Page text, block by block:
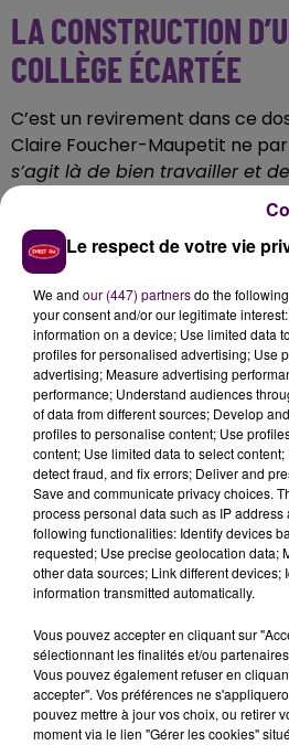
LA CONSTRUCTION
COLLÈGE ÉCARTÉE
C’est un revirement dans ce
Claire Foucher-Maupetit ne
s’agit là de bien travailler et
avons vu dans d’autres
fermetures d’établissement
Nous voulons nous donner du
aucune date de fermeture
De nouvelles réunions vont
que la décision de fermer le
prise au vu des prévisions
anticipe une baisse du nombre
dans tout le département. Un
cependant quele maintien de
toujours envisagé.
FAIBLE MIXITÉ
En revanche, la construction
l’ouest de Blois, piste soutenue
Marc Gricourt lors de ses vœux
par les syndicats,est exclue.
départemental,"elle ne serait
résoudre le problème de
pas un choix raisonnable au
démographique du nombre
Le respect de votre vie
We and our (447) partnersdo the
your consent and/or our legitimate
information on a device; Use limited data
profiles for personalised advertising; Use
advertising; Measure advertising
performance; Understand audiences
of data from different sources; Develop
profiles to personalise content; Use
content; Use limited data to select
detect fraud, and fix errors; Deliver and
Save and communicate privacy choices.
process personal data such as IP
following functionalities: Identify devices
requested; Use precise geolocation data;
other data sources; Link different devices;
information transmitted automatically.
Vous pouvez accepter en cliquant sur
sélectionnant les finalités et/ou
Vous pouvez également refuser en
accepter". Vos préférences ne
pouvez mettre à jour vos choix, ou retirer
moment via le lien "Gérer les cookies"